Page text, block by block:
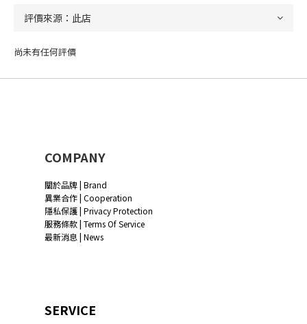
尚未有任何評價
COMPANY
關於品牌 | Brand
異業合作 | Cooperation
隱私保護 | Privacy Protection
服務條款 | Terms Of Service
最新消息 | News
SERVICE